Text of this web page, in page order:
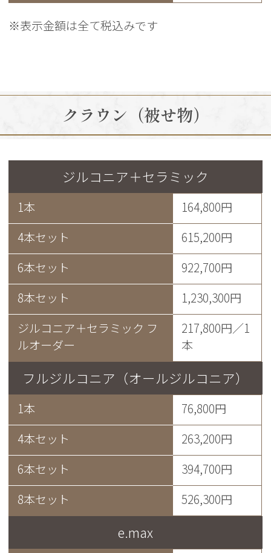
※表示金額は全て税込みです
クラウン（被せ物）
ジルコニア＋セラミック
1本
164,800円
4本セット
615,200円
6本セット
922,700円
8本セット
1,230,300円
ジルコニア＋セラミック フ
ルオーダー
217,800円／1
本
フルジルコニア（オールジルコニア）
1本
76,800円
4本セット
263,200円
6本セット
394,700円
8本セット
526,300円
e.max